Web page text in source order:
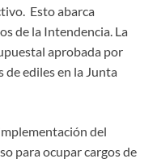
Esto abarca
de la Intendencia. La
aprobada por
de ediles en la Junta
del
para ocupar cargos de